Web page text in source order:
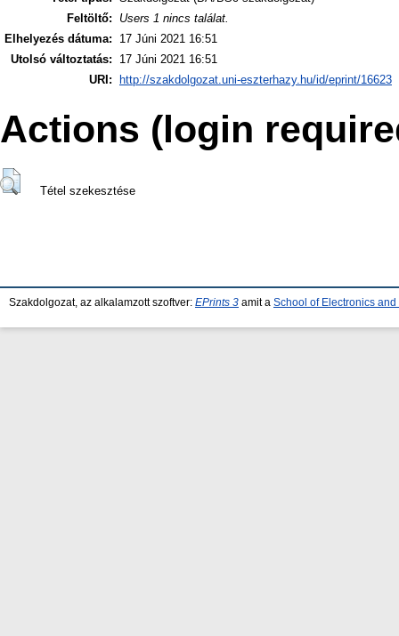
Feltöltő:
Users 1 nincs találat.
Elhelyezés dátuma:
17 Júni 2021 16:51
Utolsó változtatás:
17 Júni 2021 16:51
URI:
http://szakdolgozat.uni-eszterhazy.hu/id/eprint/16623
Actions (login
Tétel szekesztése
Szakdolgozat, az alkalamzott szoftver: EPrints 3 amit a School of Electronics